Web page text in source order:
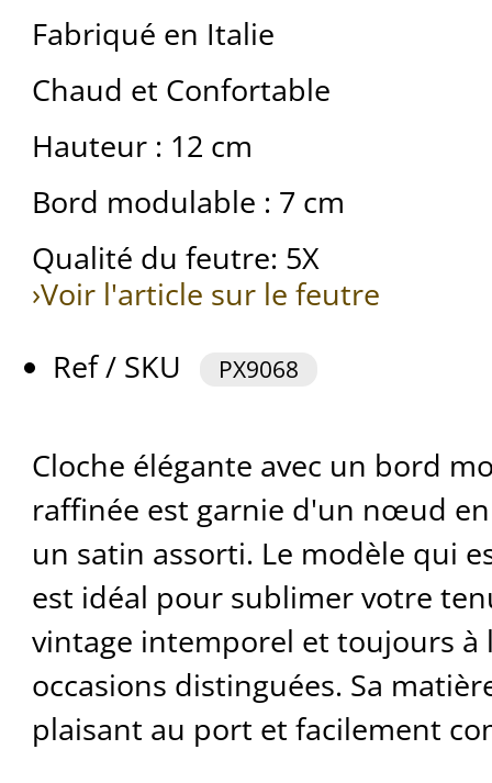
Fabriqué en Italie
Chaud et Confortable
Hauteur : 12 cm
Bord modulable : 7 cm
Qualité du feutre: 5X
›Voir l'article sur le feutre
Ref / SKU
PX9068
Cloche élégante avec un bord
raffinée est garnie d'un nœud
un satin assorti. Le modèle qui
est idéal pour sublimer votre
vintage intemporel et toujours à
occasions distinguées. Sa
plaisant au port et facilement